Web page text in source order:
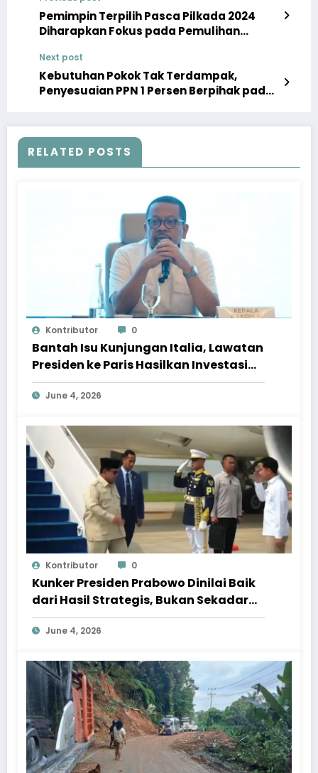
Pemimpin Terpilih Pasca Pilkada 2024
Diharapkan Fokus pada Pemulihan
Next post
Kebutuhan Pokok Tak Terdampak,
Penyesuaian PPN 1 Persen Berpihak pada
RELATED POSTS
Kontributor 0
Bantah Isu Kunjungan Italia, Lawatan
Presiden ke Paris Hasilkan Investasi
Besar
June 4, 2026
Kontributor 0
Kunker Presiden Prabowo Dinilai Baik
dari Hasil Strategis, Bukan Sekadar
Frekuensi
June 4, 2026